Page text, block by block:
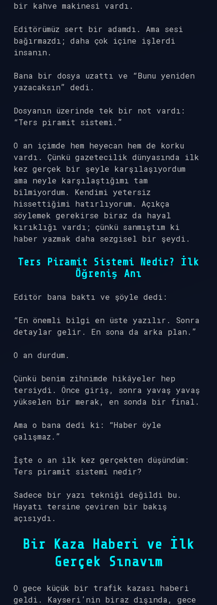
bir kahve makinesi vardı.
Editörümüz sert bir adamdı. Ama sesi
bağırmazdı; daha çok içine işlerdi
insanın.
Bana bir dosya uzattı ve “Bunu yeniden
yazacaksın” dedi.
Dosyanın üzerinde tek bir not vardı:
“Ters piramit sistemi.”
O an içimde hem heyecan hem de korku
vardı. Çünkü gazetecilik dünyasında ilk
kez gerçek bir şeyle karşılaşıyordum
ama neyle karşılaştığımı tam
bilmiyordum. Kendimi yetersiz
hissettiğimi hatırlıyorum. Açıkça
söylemek gerekirse biraz da hayal
kırıklığı vardı; çünkü sanmıştım ki
haber yazmak daha sezgisel bir şeydi.
Ters Piramit Sistemi Nedir? İlk
Öğreniş Anı
Editör bana baktı ve şöyle dedi:
“En önemli bilgi en üste yazılır. Sonra
detaylar gelir. En sona da arka plan.”
O an durdum.
Çünkü benim zihnimde hikâyeler hep
tersiydi. Önce giriş, sonra yavaş yavaş
yükselen bir merak, en sonda bir final.
Ama o bana dedi ki: “Haber öyle
çalışmaz.”
İşte o an ilk kez gerçekten düşündüm:
Ters piramit sistemi nedir?
Sadece bir yazı tekniği değildi bu.
Hayatı tersine çeviren bir bakış
açısıydı.
Bir Kaza Haberi ve İlk
Gerçek Sınavım
O gece küçük bir trafik kazası haberi
geldi. Kayseri’nin biraz dışında, gece